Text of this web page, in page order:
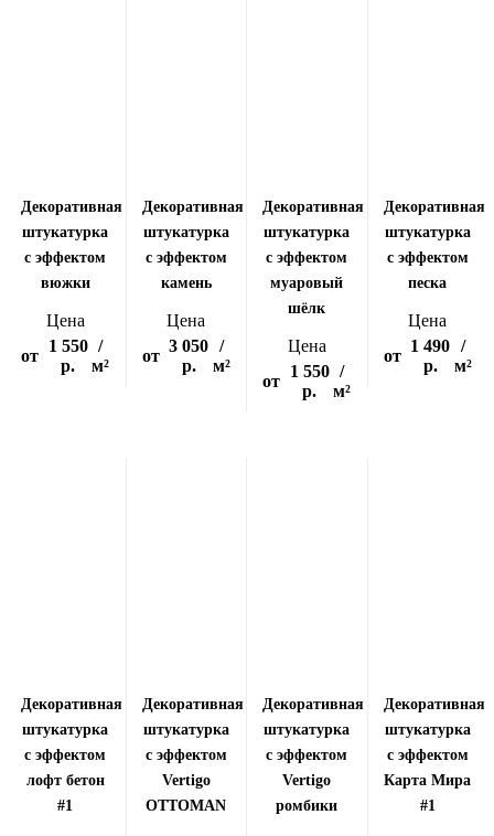
Декоративная
штукатурка
с эффектом
вюжки
Цена
от
1 550
р.
/
м²
Декоративная
штукатурка
с эффектом
камень
Цена
от
3 050
р.
/
м²
Декоративная
штукатурка
с эффектом
муаровый
шёлк
Цена
от
1 550
р.
/
м²
Декоративная
штукатурка
с эффектом
песка
Цена
от
1 490
р.
/
м²
Декоративная
штукатурка
с эффектом
лофт бетон
#1
Декоративная
штукатурка
с эффектом
Vertigo
OTTOMAN
Декоративная
штукатурка
с эффектом
Vertigo
ромбики
Декоративная
штукатурка
с эффектом
Карта Мира
#1